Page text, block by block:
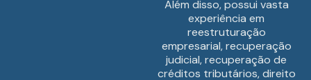
Além disso, possui vasta
experiência em
reestruturação
empresarial, recuperação
judicial, recuperação de
créditos tributários, direito